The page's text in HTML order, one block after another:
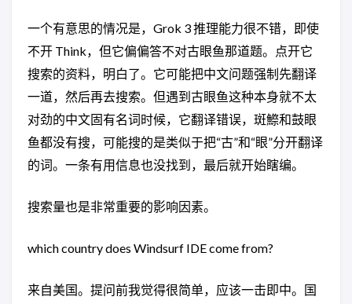
一个有意思的情况是，Grok 3 推理能力很不错，即使
不开 Think，但它偏偏答不对古眼鱼那道题。点开它
搜索的资料，明白了。它可能把中文问题强制先翻译
一道，然后再去搜索。但遇到古眼鱼这种本身就不太
对劲的中文固有名词时候，它翻译错误，斑鰶和鼓眼
鱼都没有搜，可能搜的是类似于把“古”和“眼”分开翻译
的词。一条有用信息也没找到，最后就开始瞎编。
搜索量也是非常重要的影响因素。
which country does Windsurf IDE come from?
来自美国。提问前我觉得很简单，应该一击即中。国